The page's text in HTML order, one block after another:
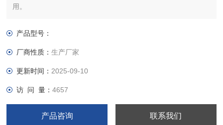
用。
产品型号：
厂商性质：生产厂家
更新时间： 2025-09-10
访 问 量：4657
产品咨询 联系我们